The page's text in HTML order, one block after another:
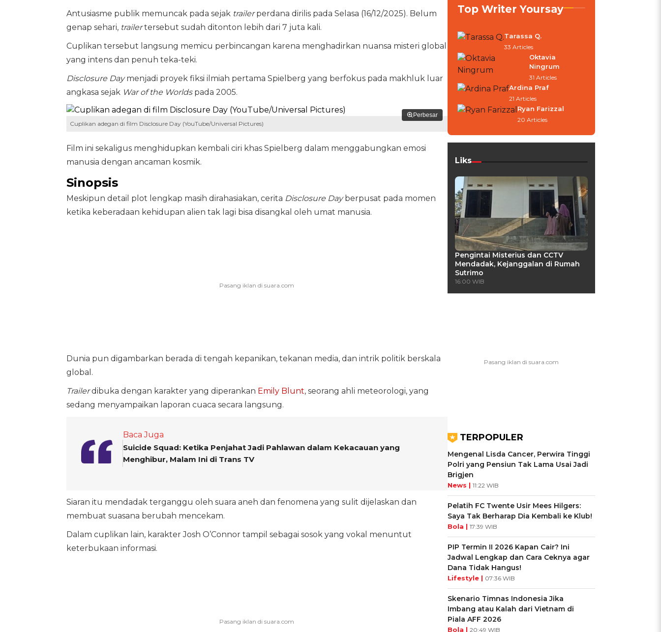
Antusiasme publik memuncak pada sejak trailerperdana dirilis pada Selasa (16/12/2025). Belum
genap sehari, trailertersebut sudah ditonton lebih dari 7 juta kali.
Cuplikan tersebut langsung memicu perbincangan karena menghadirkan nuansa misteri global
yang intens dan penuh teka-teki.
Disclosure Daymenjadi proyek fiksi ilmiah pertama Spielberg yang berfokus pada makhluk luar
angkasa sejak War of the Worldspada 2005.
Perbesar
Cuplikan adegan di film Disclosure Day (YouTube/Universal Pictures)
Film ini sekaligus menghidupkan kembali ciri khas Spielberg dalam menggabungkan emosi
manusia dengan ancaman kosmik.
Sinopsis
Meskipun detail plot lengkap masih dirahasiakan, cerita Disclosure Dayberpusat pada momen
ketika keberadaan kehidupan alien tak lagi bisa disangkal oleh umat manusia.
Dunia pun digambarkan berada di tengah kepanikan, tekanan media, dan intrik politik berskala
global.
Trailerdibuka dengan karakter yang diperankan Emily Blunt, seorang ahli meteorologi, yang
sedang menyampaikan laporan cuaca secara langsung.
Baca Juga
Suicide Squad: Ketika Penjahat Jadi Pahlawan dalam Kekacauan yang
Menghibur, Malam Ini di Trans TV
Siaran itu mendadak terganggu oleh suara aneh dan fenomena yang sulit dijelaskan dan
membuat suasana berubah mencekam.
Dalam cuplikan lain, karakter Josh O’Connor tampil sebagai sosok yang vokal menuntut
keterbukaan informasi.
Top Writer Yoursay
Tarassa Q.
33 Articles
Oktavia
Ningrum
31 Articles
Ardina Praf
21 Articles
Ryan Farizzal
20 Articles
Liks
Pengintai Misterius dan CCTV
Mendadak, Kejanggalan di Rumah
Sutrimo
16:00 WIB
TERPOPULER
Mengenal Lisda Cancer, Perwira Tinggi
Polri yang Pensiun Tak Lama Usai Jadi
Brigjen
News | 11:22 WIB
Pelatih FC Twente Usir Mees Hilgers:
Saya Tak Berharap Dia Kembali ke Klub!
Bola | 17:39 WIB
PIP Termin II 2026 Kapan Cair? Ini
Jadwal Lengkap dan Cara Ceknya agar
Dana Tidak Hangus!
Lifestyle | 07:36 WIB
Skenario Timnas Indonesia Jika
Imbang atau Kalah dari Vietnam di
Piala AFF 2026
Bola | 20:49 WIB